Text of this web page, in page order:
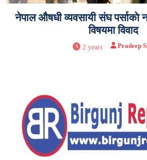
नेपाल औषधी व्यवसायी संघ पर्साकाे
विषयमा विवाद
2 years Pradeep